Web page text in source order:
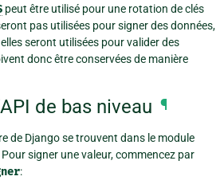
peut être utilisé pour une rotation de clés
pas utilisées pour signer des données,
seront utilisées pour valider des
donc être conservées de manière
de bas niveau ¶
de Django se trouvent dans le module
Pour signer une valeur, commencez par
: